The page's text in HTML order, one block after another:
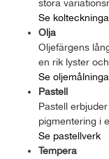
stora
Se
Olja
Oljefärgens
en rik lyster
Se
Pastell
Pastell
pigmentering i
Se pastellverk
Tempera